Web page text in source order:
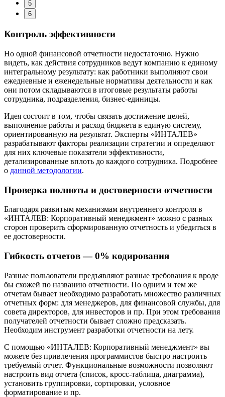
5
6
Контроль эффективности
Но одной финансовой отчетности недостаточно. Нужно
видеть, как действия сотрудников ведут компанию к единому
интегральному результату: как работники выполняют свои
ежедневные и еженедельные нормативы деятельности и как
они потом складываются в итоговые результаты работы
сотрудника, подразделения, бизнес-единицы.
Идея состоит в том, чтобы связать достижение целей,
выполнение работы и расход бюджета в единую систему,
ориентированную на результат. Эксперты «ИНТАЛЕВ»
разрабатывают факторы реализации стратегии и определяют
для них ключевые показатели эффективности,
детализированные вплоть до каждого сотрудника. Подробнее
о данной методологии.
Проверка полноты и достоверности отчетности
Благодаря развитым механизмам внутреннего контроля в
«ИНТАЛЕВ: Корпоративный менеджмент» можно с разных
сторон проверить сформированную отчетность и убедиться в
ее достоверности.
Гибкость отчетов — 0% кодирования
Разные пользователи предъявляют разные требования к вроде
бы схожей по названию отчетности. По одним и тем же
отчетам бывает необходимо разработать множество различных
отчетных форм: для менеджеров, для финансовой службы, для
совета директоров, для инвесторов и пр. При этом требования
получателей отчетности бывает сложно предсказать.
Необходим инструмент разработки отчетности на лету.
С помощью «ИНТАЛЕВ: Корпоративный менеджмент» вы
можете без привлечения программистов быстро настроить
требуемый отчет. Функциональные возможности позволяют
настроить вид отчета (список, кросс-таблица, диаграмма),
установить группировки, сортировки, условное
форматирование и пр.